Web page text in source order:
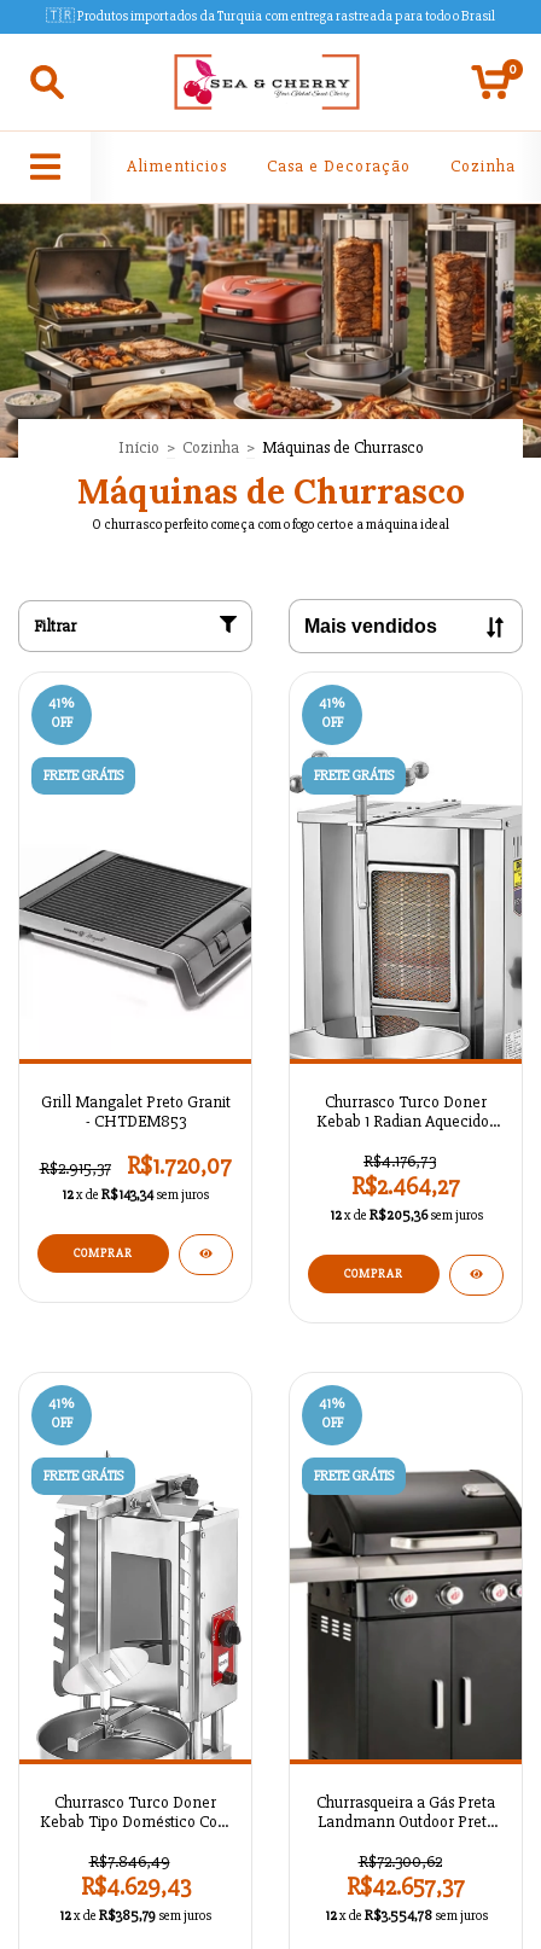
🇹🇷 Produtos importados da Turquia com entrega rastreada para todo o Brasil
0
Alimenticios Casa e Decoração Cozinha
Início > Cozinha > Máquinas de Churrasco
Máquinas de Churrasco
O churrasco perfeito começa com o fogo certo e a máquina ideal
Filtrar
41%
OFF
FRETE GRÁTIS
Grill Mangalet Preto Granit
- CHTDEM853
R$2.915,37 R$1.720,07
12x de R$143,34 sem juros
41%
OFF
FRETE GRÁTIS
Churrasco Turco Doner
Kebab 1 Radian Aquecidos
AZSRM1052
R$4.176,73
R$2.464,27
12x de R$205,36 sem juros
COMPRAR
41%
OFF
FRETE GRÁTIS
Churrasco Turco Doner
Kebab Tipo Doméstico Com
R$7.846,49
R$4.629,43
12x de R$385,79 sem juros
41%
OFF
FRETE GRÁTIS
Churrasqueira a Gás Preta
Landmann Outdoor Preto
R$72.300,62
R$42.657,37
12x de R$3.554,78 sem juros